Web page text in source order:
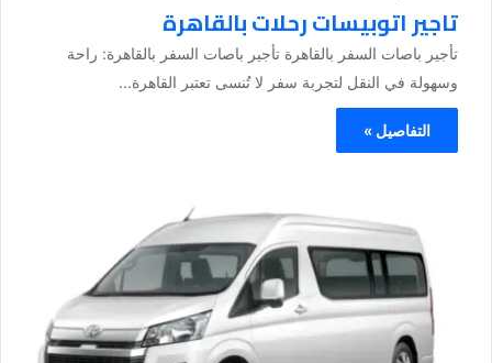
تاجير اتوبيسات رحلات بالقاهرة
تأجير باصات السفر بالقاهرة تأجير باصات السفر بالقاهرة: راحة
وسهولة في النقل لتجربة سفر لا تُنسى تعتبر القاهرة...
التفاصيل »